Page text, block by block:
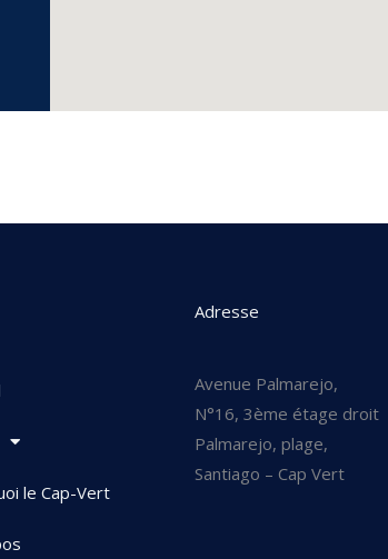
le Cap-Vert
Adresse
Avenue Palmarejo,
N°16, 3ème étage droit
Palmarejo, plage,
Santiago – Cap Vert